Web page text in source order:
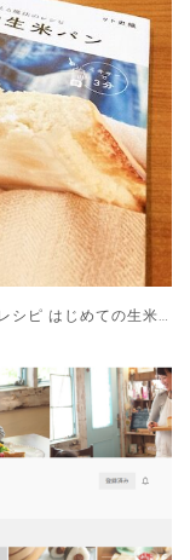
リト詩織さん『生のお米をパンに変える魔法のレシピ はじめての生米パン』